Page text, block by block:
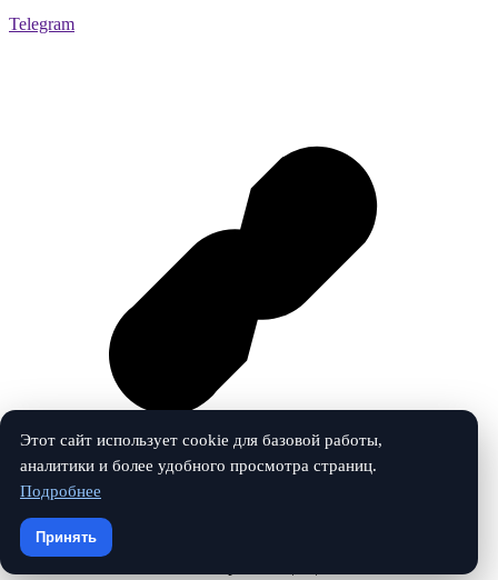
Telegram
Vk
Этот сайт использует cookie для базовой работы,
аналитики и более удобного просмотра страниц.
Подробнее
Принять